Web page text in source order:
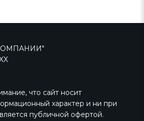
что сайт носит
характер и ни при
публичной офертой.